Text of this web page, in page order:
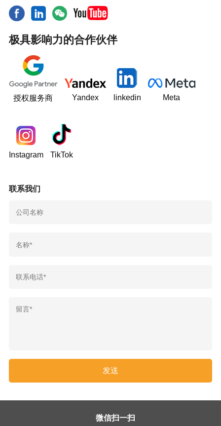
极具影响力的合作伙伴
授权服务商 Yandex linkedin Meta
Instagram TikTok
联系我们
微信扫一扫